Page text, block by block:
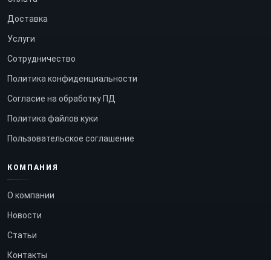
Доставка
Услуги
Сотрудничество
Политика конфиденциальности
Согласие на обработку ПД
Политика файлов куки
Пользовательское соглашение
КОМПАНИЯ
О компании
Новости
Статьи
Контакты